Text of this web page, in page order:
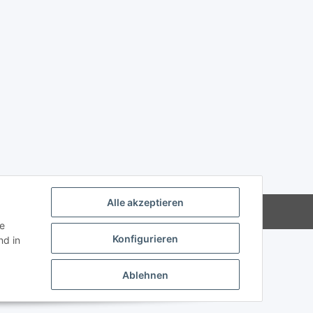
Alle akzeptieren
Konfigurieren
Ablehnen
in